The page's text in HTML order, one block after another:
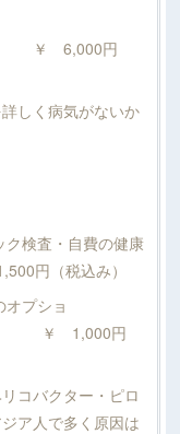
円
しく病気がないか
検査・自費の健康
（税込み）
プショ
円
コバクター・ピロ
ア人で多く原因は